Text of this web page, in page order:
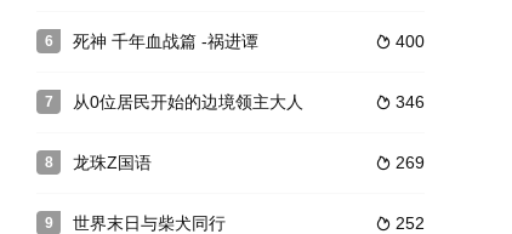
”相遇了。古立特告诉
安达照例翘掉了无聊的体育课，却在体育馆二楼遇见了同样也翘了课
男装女孩和一个宠爱她的吸血鬼之间略带危险的同居生活。BL=Bloody
6  400
死神 千年血战篇 -祸进谭
7  346
从0位居民开始的边境领主大人
8  269
龙珠Z国语
9  252
世界末日与柴犬同行